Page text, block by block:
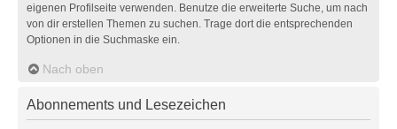
eigenen Profilseite verwenden. Benutze die erweiterte Suche, um nach
von dir erstellen Themen zu suchen. Trage dort die entsprechenden
Optionen in die Suchmaske ein.
Nach oben
Abonnements und Lesezeichen